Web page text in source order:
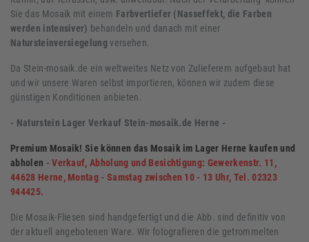
Sie das Mosaik mit einem Farbvertiefer (Nasseffekt, die Farben
werden intensiver) behandeln und danach mit einer
Natursteinversiegelung versehen.
Da Stein-mosaik.de ein weltweites Netz von Zulieferern aufgebaut hat
und wir unsere Waren selbst importieren, können wir zudem diese
günstigen Konditionen anbieten.
- Naturstein Lager Verkauf Stein-mosaik.de Herne -
Premium Mosaik!Sie können das Mosaik im Lager Herne kaufen und
abholen - Verkauf, Abholung und Besichtigung: Gewerkenstr. 11,
44628 Herne, Montag - Samstag zwischen 10 - 13 Uhr, Tel. 02323
944425.
Die Mosaik-Fliesen sind handgefertigt und die Abb. sind definitiv von
der aktuell angebotenen Ware. Wir fotografieren die getrommelten